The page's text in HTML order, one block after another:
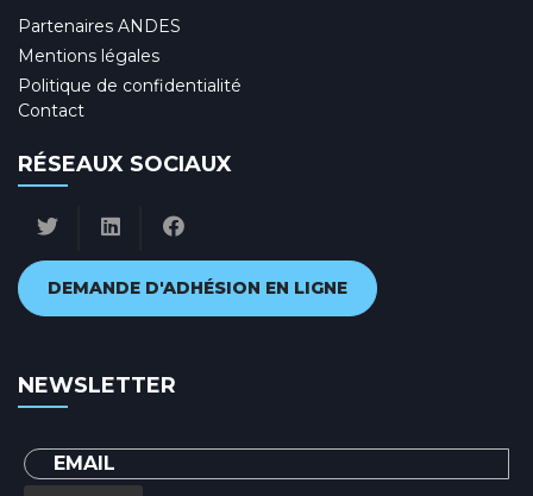
Partenaires ANDES
Mentions légales
Politique de confidentialité
Contact
RÉSEAUX SOCIAUX
DEMANDE D'ADHÉSION EN LIGNE
NEWSLETTER